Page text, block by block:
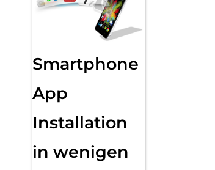
Smartphone
App
Installation
in wenigen